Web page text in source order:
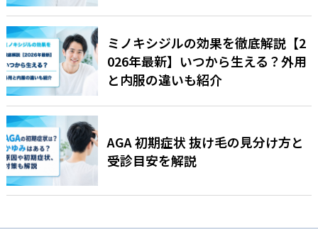
ミノキシジルの効果を徹底解説【2
026年最新】いつから生える？外用
と内服の違いも紹介
AGA 初期症状 抜け毛の見分け方と
受診目安を解説